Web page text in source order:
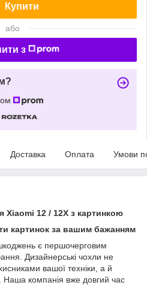
Купити
або
з
Доставка Оплата Умови
Xiaomi 12 / 12X з картинкою
картинок за вашим бажанням
є першочерговим
Дизайнерські чохли не
вашої техніки, а й
Наша компанія вже довгий час